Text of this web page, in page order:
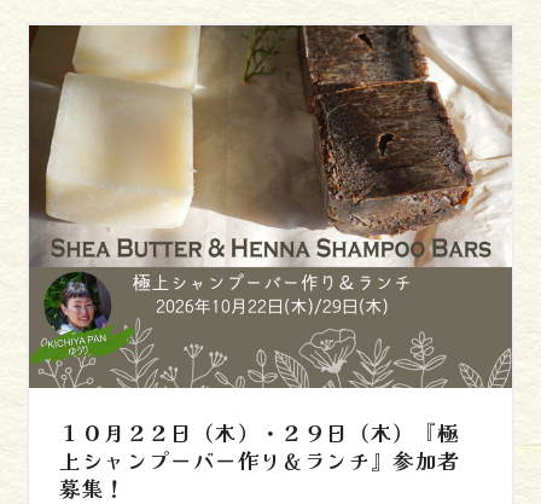
１０月２２日（木）・２９日（木）『極
上シャンプーバー作り＆ランチ』参加者
募集！